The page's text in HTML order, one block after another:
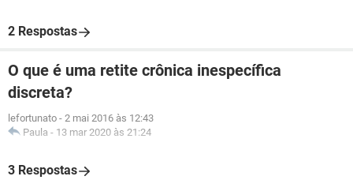
2 Respostas
O que é uma retite crônica inespecífica
discreta?
lefortunato - 2 mai 2016 às 12:43
Paula - 13 mar 2020 às 21:24
3 Respostas